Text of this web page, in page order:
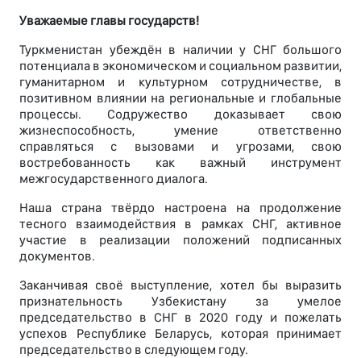
Уважаемые главы государств!
Туркменистан убеждён в наличии у СНГ большого
потенциала в экономическом и социальном развитии,
гуманитарном и культурном сотрудничестве, в
позитивном влиянии на региональные и глобальные
процессы. Содружество доказывает свою
жизнеспособность, умение ответственно
справляться с вызовами и угрозами, свою
востребованность как важный инструмент
межгосударственного диалога.
Наша страна твёрдо настроена на продолжение
тесного взаимодействия в рамках СНГ, активное
участие в реализации положений подписанных
документов.
Заканчивая своё выступление, хотел бы выразить
признательность Узбекистану за умелое
председательство в СНГ в 2020 году и пожелать
успехов Республике Беларусь, которая принимает
председательство в следующем году.